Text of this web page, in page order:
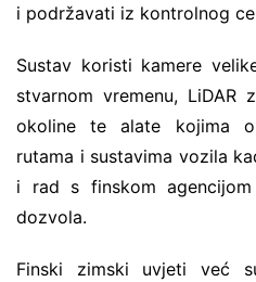
i podržavati iz kontrolnog
Sustav koristi kamere
stvarnom vremenu, LiDAR
okoline te alate kojima
rutama i sustavima vozila
i rad s finskom
dozvola.
Finski zimski uvjeti već